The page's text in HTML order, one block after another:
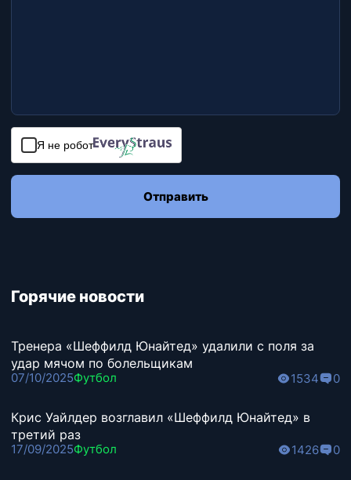
Я не робот
Отправить
Горячие новости
Тренера «Шеффилд Юнайтед» удалили с поля за
удар мячом по болельщикам
07/10/2025Футбол 1534 0
Крис Уайлдер возглавил «Шеффилд Юнайтед» в
третий раз
17/09/2025Футбол 1426 0